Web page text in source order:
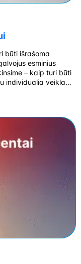
būti išrašoma
esminius
– kaip turi būti
individualia veikla ir
tipas